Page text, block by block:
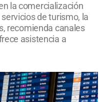
la comercialización
de turismo, la
recomienda canales
asistencia a